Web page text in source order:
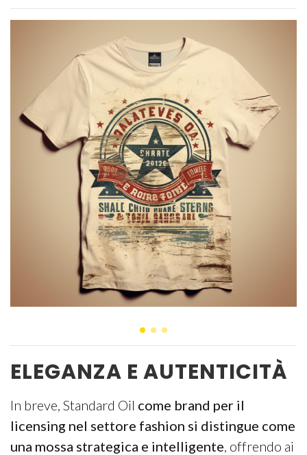
ELEGANZA E AUTENTICITÀ
In breve, Standard Oil come brand per il
licensing nel settore fashion si distingue come
una mossa strategica e intelligente , offrendo ai